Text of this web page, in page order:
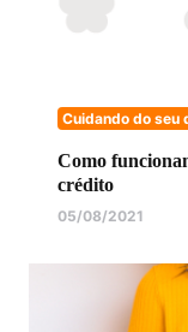
Cuidando do seu
Como
crédito
05/08/2021